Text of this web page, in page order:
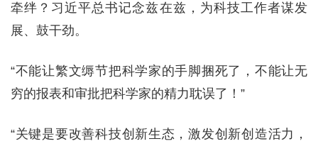
牵绊？习近平总书记念兹在兹，为科技工作者谋发
展、鼓干劲。
“不能让繁文缛节把科学家的手脚捆死了，不能让无
穷的报表和审批把科学家的精力耽误了！”
“关键是要改善科技创新生态，激发创新创造活力，